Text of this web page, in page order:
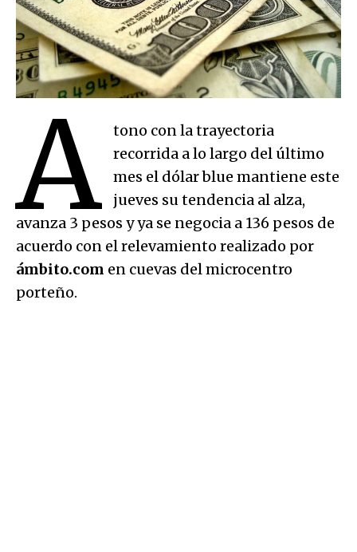
A
tono con la trayectoria
recorrida a lo largo del último
mes el dólar blue mantiene este
jueves su tendencia al alza,
avanza 3 pesos y ya se negocia a 136 pesos de
acuerdo con el relevamiento realizado por
ámbito.com en cuevas del microcentro
porteño.